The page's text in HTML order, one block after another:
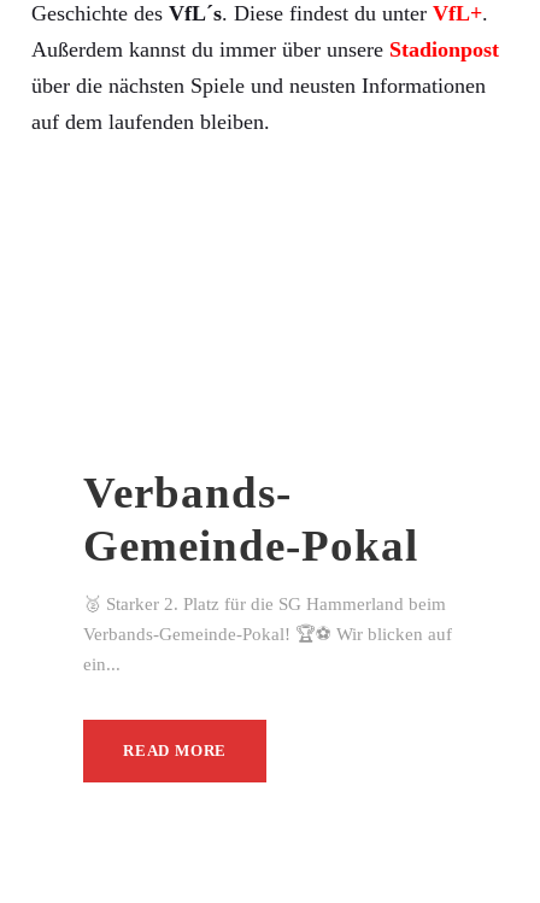
Geschichte des VfL´s. Diese findest du unter VfL+.
Außerdem kannst du immer über unsere Stadionpost
über die nächsten Spiele und neusten Informationen
auf dem laufenden bleiben.
Verbands-
Gemeinde-Pokal
🥈 Starker 2. Platz für die SG Hammerland beim
Verbands-Gemeinde-Pokal! 🏆⚽ Wir blicken auf
ein...
READ MORE